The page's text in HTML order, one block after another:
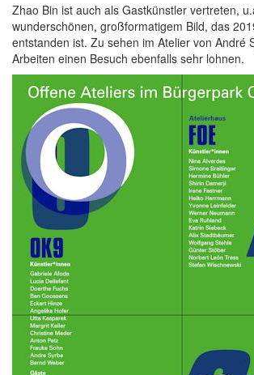
Zhao Bin ist auch als Gastkünstler vertreten,
wunderschönen, großformatigem Bild, das
entstanden ist. Zu sehen im Atelier von André
Arbeiten einen Besuch ebenfalls sehr lohnen.